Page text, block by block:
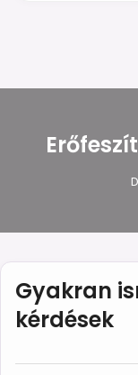
Gyakran
kérdések